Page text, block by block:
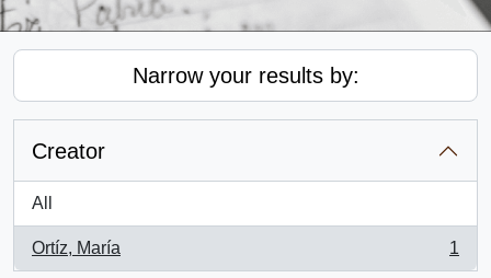
Narrow your results by:
Creator
All
Ortíz, María
, 1 results
1